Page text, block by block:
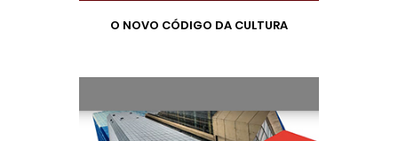
O NOVO CÓDIGO DA CULTURA